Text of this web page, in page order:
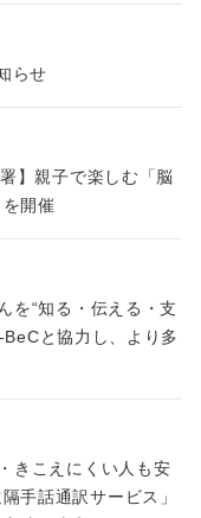
らせ
】親子で楽しむ「脳
開催
を“知る・伝える・支
と協力し、より多
きこえにくい人も安
手話通訳サービス」